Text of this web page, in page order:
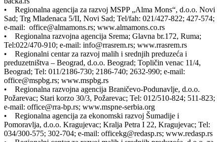
• Regionalna agencija za razvoj MSPP „Alma Mons“, d.o.o. Novi
Sad; Trg Mladenaca 5/II, Novi Sad; Tel/fah: 021/427-822; 427-574;
e-mail: office@almamons.rs; www.almamons.co.rs
• Regionalna razvojna agencija Srema; Glavna br.172, Ruma;
Tel:022/470-910; e-mail: info@rrasrem.rs; www.rrasrem.rs
• Regionalni centar za razvoj malih i srednjih preduzeća i
preduzetništva – Beograd, d.o.o. Beograd; Topličin venac 11/4,
Beograd; Tel: 011/2186-730; 2186-740; 2632-990; e-mail:
office@mspbg.rs; www.mspbg.rs
• Regionalna razvojna agencija Braničevo-Podunavlje, d.o.o.
Požarevac; Stari korzo 30/3, Požarevac; Tel: 012/510-824; 511-823;
e-mail: office@rra-bp.rs; www.mspne-serbia.org
• Regionalna agencija za ekonomski razvoj Šumadije i
Pomoravlja, d.o.o. Kragujevac; Kralja Petra I 22, Kragujevac; Tel:
034/300-575; 302-704; e-mail: officekg@redasp.rs; www.redasp.rs